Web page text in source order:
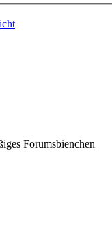
Forumsbienchen